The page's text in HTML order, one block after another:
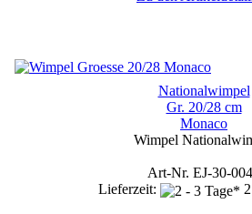
Nationalwimpel
Gr. 20/28 cm
Monaco
Wimpel
Art-Nr. EJ-30-
Lieferzeit: